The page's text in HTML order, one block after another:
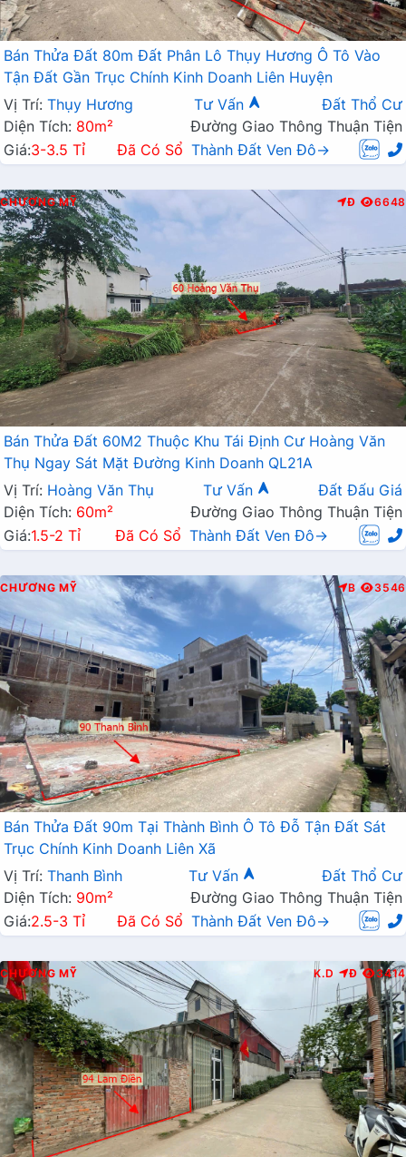
Bán Thửa Đất 80m Đất Phân Lô Thụy Hương Ô Tô Vào
Tận Đất Gần Trục Chính Kinh Doanh Liên Huyện
Vị Trí: Thụy Hương Tư Vấn
Đất Thổ Cư
Diện Tích: 80m²
Đường Giao Thông Thuận Tiện
Giá:3-3.5 Tỉ Đã Có Sổ Thành Đất Ven Đô→
CHƯƠNG MỸ Đ 6648
Bán Thửa Đất 60M2 Thuộc Khu Tái Định Cư Hoàng Văn
Thụ Ngay Sát Mặt Đường Kinh Doanh QL21A
Vị Trí: Hoàng Văn Thụ Tư Vấn
Đất Đấu Giá
Diện Tích: 60m²
Đường Giao Thông Thuận Tiện
Giá:1.5-2 Tỉ Đã Có Sổ Thành Đất Ven Đô→
CHƯƠNG MỸ B 3546
Bán Thửa Đất 90m Tại Thành Bình Ô Tô Đỗ Tận Đất Sát
Trục Chính Kinh Doanh Liên Xã
Vị Trí: Thanh Bình Tư Vấn
Đất Thổ Cư
Diện Tích: 90m²
Đường Giao Thông Thuận Tiện
Giá:2.5-3 Tỉ Đã Có Sổ Thành Đất Ven Đô→
CHƯƠNG MỸ K.D Đ 3414